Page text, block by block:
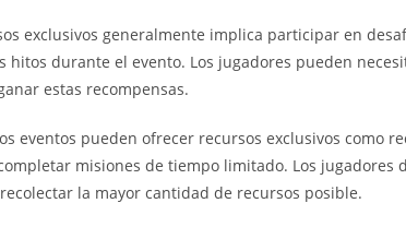
exclusivos generalmente implica participar en
hitos durante el evento. Los jugadores pueden
estas recompensas.
eventos pueden ofrecer recursos exclusivos como
misiones de tiempo limitado. Los
la mayor cantidad de recursos posible.